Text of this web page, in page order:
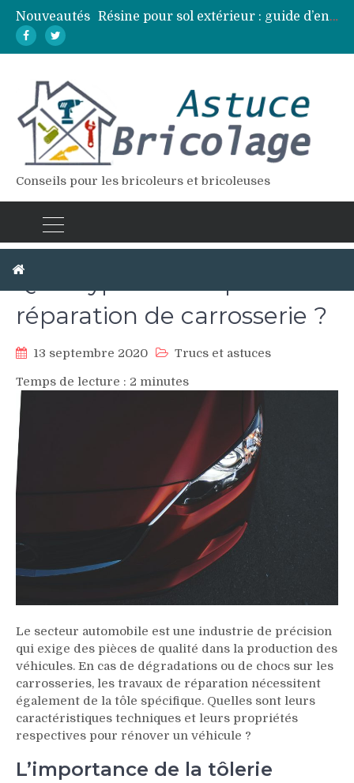
Nouveautés
Résine pour sol extérieur : guide d’entretien et réparation des fissures
Pose d’une dalle béton : 7 erreurs à éviter pour un résultat durable
Conseils pour les bricoleurs et bricoleuses
Quel type de tôle pour la
réparation de carrosserie ?
13 septembre 2020
Trucs et astuces
Temps de lecture : 2 minutes
Le secteur automobile est une industrie de précision
qui exige des pièces de qualité dans la production des
véhicules. En cas de dégradations ou de chocs sur les
carrosseries, les travaux de réparation nécessitent
également de la tôle spécifique. Quelles sont leurs
caractéristiques techniques et leurs propriétés
respectives pour rénover un véhicule ?
L’importance de la tôlerie